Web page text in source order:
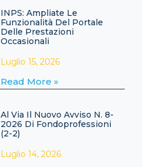
INPS: Ampliate Le
Funzionalità Del Portale
Delle Prestazioni
Occasionali
Luglio 15, 2026
Read More »
Al Via Il Nuovo Avviso N. 8-
2026 Di Fondoprofessioni
(2-2)
Luglio 14, 2026